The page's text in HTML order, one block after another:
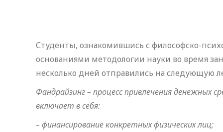
Студенты, ознакомившись с философско-
основаниями методологии науки во время
несколько дней отправились на следующую
Фандрайзинг – процесс привлечения денежных
включает в себя:
– финансирование конкретных физических лиц;